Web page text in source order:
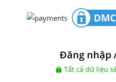
Đăng nhập
Tất cả dữ liệu